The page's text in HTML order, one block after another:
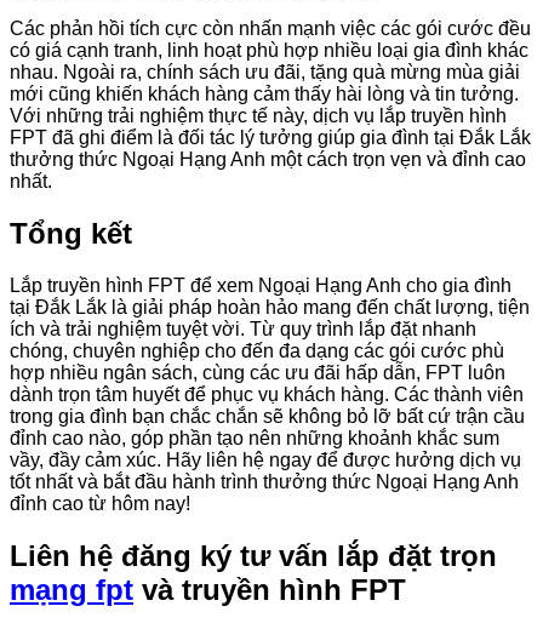
Các phản hồi tích cực còn nhấn mạnh việc các gói cước đều
có giá cạnh tranh, linh hoạt phù hợp nhiều loại gia đình khác
nhau. Ngoài ra, chính sách ưu đãi, tặng quà mừng mùa giải
mới cũng khiến khách hàng cảm thấy hài lòng và tin tưởng.
Với những trải nghiệm thực tế này, dịch vụ lắp truyền hình
FPT đã ghi điểm là đối tác lý tưởng giúp gia đình tại Đắk Lắk
thưởng thức Ngoại Hạng Anh một cách trọn vẹn và đỉnh cao
nhất.
Tổng kết
Lắp truyền hình FPT để xem Ngoại Hạng Anh cho gia đình
tại Đắk Lắk là giải pháp hoàn hảo mang đến chất lượng, tiện
ích và trải nghiệm tuyệt vời. Từ quy trình lắp đặt nhanh
chóng, chuyên nghiệp cho đến đa dạng các gói cước phù
hợp nhiều ngân sách, cùng các ưu đãi hấp dẫn, FPT luôn
dành trọn tâm huyết để phục vụ khách hàng. Các thành viên
trong gia đình bạn chắc chắn sẽ không bỏ lỡ bất cứ trận cầu
đỉnh cao nào, góp phần tạo nên những khoảnh khắc sum
vầy, đầy cảm xúc. Hãy liên hệ ngay để được hưởng dịch vụ
tốt nhất và bắt đầu hành trình thưởng thức Ngoại Hạng Anh
đỉnh cao từ hôm nay!
Liên hệ đăng ký tư vấn lắp đặt trọn
mạng fpt và truyền hình FPT